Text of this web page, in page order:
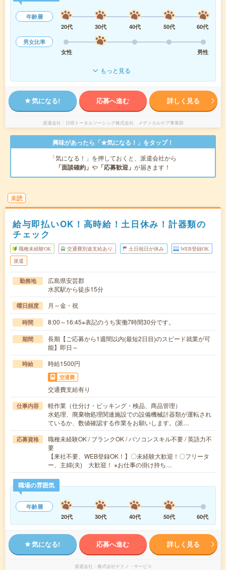
年齢層
20代
30代 40代 50代
60代
男女比率
女性
男性
もっと見る
気になる! 応募へ進む 詳しく見る
派遣会社 日研トータルソーシング株式会社 メディカルケア事業部
興味があったら「★気になる！」をタップ！
「気になる！」を押しておくと、派遣会社から
「面談確約」 や 「応募歓迎」 が届きます！
未読
給与即払いOK！高時給！土日休み！計器類の
チェック
職種未経験OK 交通費別途支給あり 土日祝日が休み WEB登録OK
派遣
勤務地
広島県安芸郡
水尻駅から徒歩15分
曜日頻度 月～金・祝
時間 8:00～16:45※表記のうち実働7時間30分です。
期間
長期【ご応募から1週間以内(最短2日目)のスピード就業が可
能】即日～
時給 時給1500円
交通費
交通費支給有り
仕事内容
軽作業（仕分け・ピッキング・検品、商品管理）
水処理、廃棄物処理関連施設での設備機械計器類が運転され
ているか、数値確認する作業をお願いします。(派…
応募資格
職種未経験OK / ブランクOK / パソコンスキル不要 / 英語力不
要
【来社不要、WEB登録OK！】〇未経験大歓迎！〇フリータ
ー、主婦(夫) 大歓迎！ ※お仕事の掛け持ち…
職場の雰囲気
年齢層
20代
30代 40代 50代 60代
気になる! 応募へ進む 詳しく見る
派遣会社 株式会社テクノ・サービス